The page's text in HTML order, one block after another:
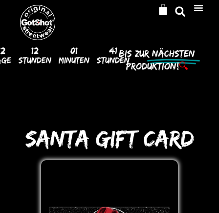
12
Stunden
01
Minuten
41
Stunden
Bis ZurNächsten
Produktion!🔍
SANTA GIFT CARD